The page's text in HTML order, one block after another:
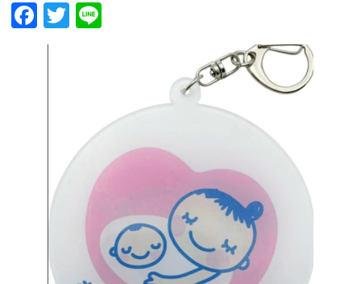
Facebook
Twitter